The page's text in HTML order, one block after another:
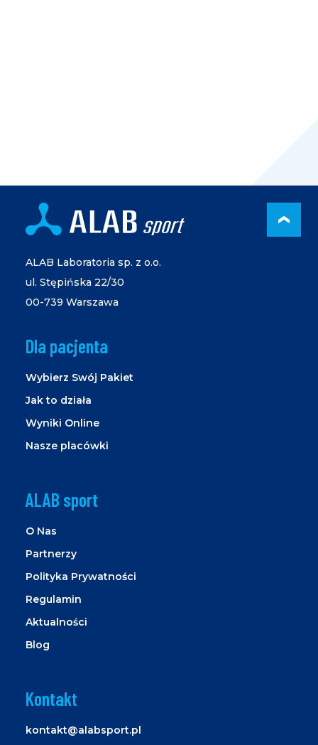
ALAB Laboratoria sp. z o.o.
ul. Stępińska 22/30
00-739 Warszawa
Dla pacjenta
Wybierz Swój Pakiet
Jak to działa
Wyniki Online
Nasze placówki
ALAB sport
O Nas
Partnerzy
Polityka Prywatności
Regulamin
Aktualności
Blog
Kontakt
kontakt@alabsport.pl